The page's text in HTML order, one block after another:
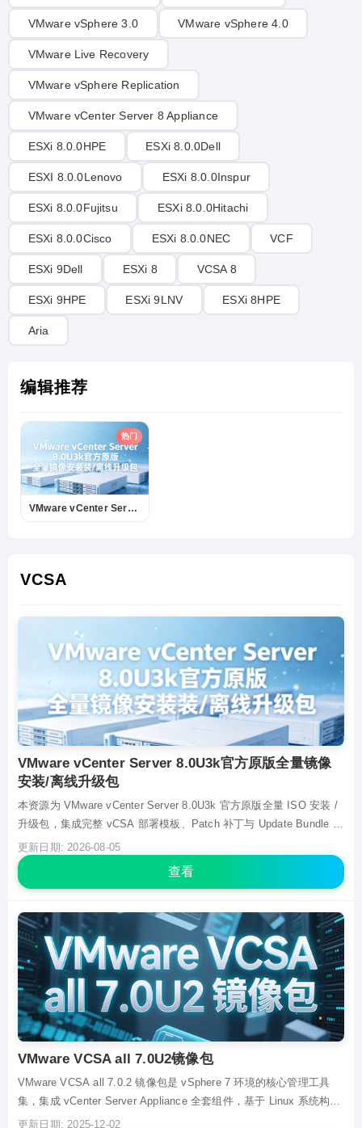
VMware vSphere 3.0 VMware vSphere 4.0
VMware Live Recovery
VMware vSphere Replication
VMware vCenter Server 8 Appliance
ESXi 8.0.0HPE ESXi 8.0.0Dell
ESXI 8.0.0Lenovo ESXi 8.0.0Inspur
ESXi 8.0.0Fujitsu ESXi 8.0.0Hitachi
ESXi 8.0.0Cisco ESXi 8.0.0NEC VCF
ESXi 9Dell ESXi 8 VCSA 8
ESXi 9HPE ESXi 9LNV ESXi 8HPE
Aria
编辑推荐
热门
VMware vCenter Server 8.0U3k官方原版全量镜像安装/离线升级包(VMware-VCSA-all-8.0.3-25600417.iso)下载
VCSA
VMware vCenter Server 8.0U3k官方原版全量镜像
安装/离线升级包
本资源为 VMware vCenter Server 8.0U3k 官方原版全量 ISO 安装 /
升级包，集成完整 vCSA 部署模板、Patch 补丁与 Update Bundle 更
新包。支持全新部署 vCenter Appliance 虚拟机，也可实现从 6.7/7.0
版本的跨代升级，兼顾...
更新日期: 2026-08-05
查看
VMware VCSA all 7.0U2镜像包
VMware VCSA all 7.0.2 镜像包是 vSphere 7 环境的核心管理工具
集，集成 vCenter Server Appliance 全套组件，基于 Linux 系统构
建，无需依赖 Windows。它可快速部署于 ESXi 主机，实现对虚拟化
更新日期: 2025-12-02